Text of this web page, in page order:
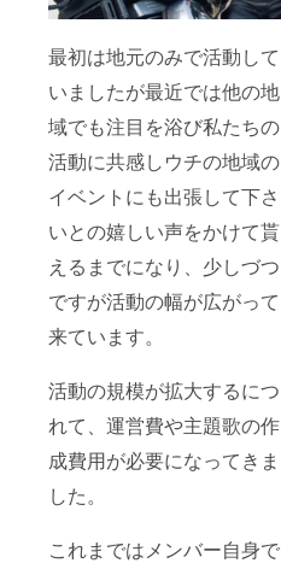
最初は地元のみで活動して
いましたが最近では他の地
域でも注目を浴び私たちの
活動に共感しウチの地域の
イベントにも出張して下さ
いとの嬉しい声をかけて貰
えるまでになり、少しづつ
ですが活動の幅が広がって
来ています。
活動の規模が拡大するにつ
れて、運営費や主題歌の作
成費用が必要になってきま
した。
これまではメンバー自身で